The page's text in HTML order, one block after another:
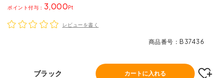
3,000
ポイント
レビューを書く
商品番号 B37436
ブラック カートに入れる